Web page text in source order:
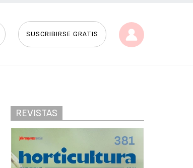
SUSCRIBIRSE GRATIS
REVISTAS